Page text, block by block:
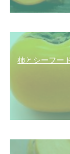
柿とシーフー